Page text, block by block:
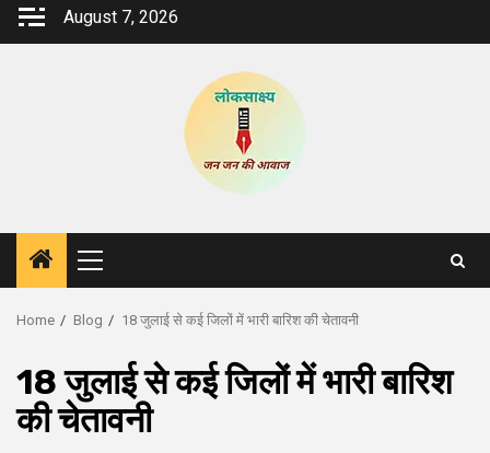
Skip
August 7, 2026
Primary
Menu
Home Blog 18 जुलाई से कई जिलों में भारी बारिश की चेतावनी
18 जुलाई से कई जिलों में भारी बारिश
की चेतावनी